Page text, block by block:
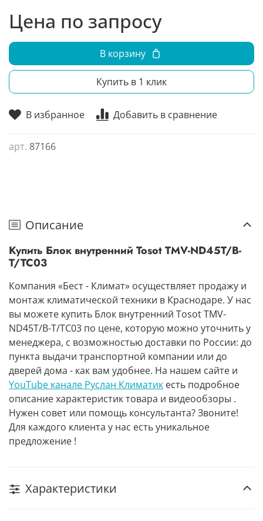
В избранное Добавить в сравнение
арт. 87166
Цена по запросу
В корзину
Купить в 1 клик
Описание
Купить Блок внутренний Tosot TMV-ND45T/B-
T/TC03
Компания «Бест - Климат» осуществляет продажу и
монтаж климатической техники в Краснодаре. У нас
вы можете купить Блок внутренний Tosot TMV-
ND45T/B-T/TC03 по цене, которую можно уточнить у
менеджера, с возможностью доставки по России: до
пункта выдачи транспортной компании или до
дверей дома - как вам удобнее. На нашем сайте и
YouTube канале Руслан Климатик есть подробное
описание характеристик товара и видеообзоры .
Нужен совет или помощь консультанта? Звоните!
Для каждого клиента у нас есть уникальное
предложение !
Характеристики